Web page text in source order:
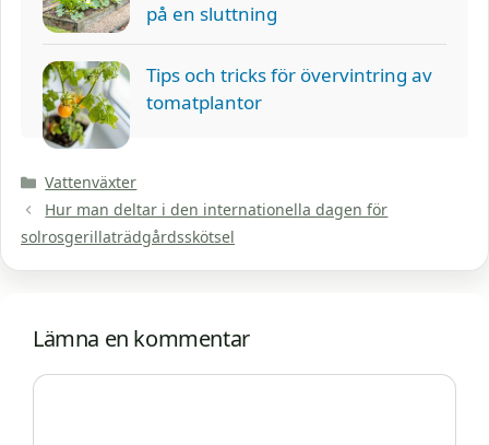
på en sluttning
Tips och tricks för övervintring av
tomatplantor
Kategorier
Vattenväxter
Hur man deltar i den internationella dagen för
solrosgerillaträdgårdsskötsel
Lämna en kommentar
Kommentar